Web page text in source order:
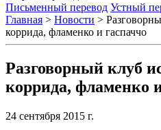
Письменный перевод Устный
Главная > Новости >
коррида, фламенко и гаспаччо
Разговорный клуб
коррида, фламенко
24 сентября 2015 г.